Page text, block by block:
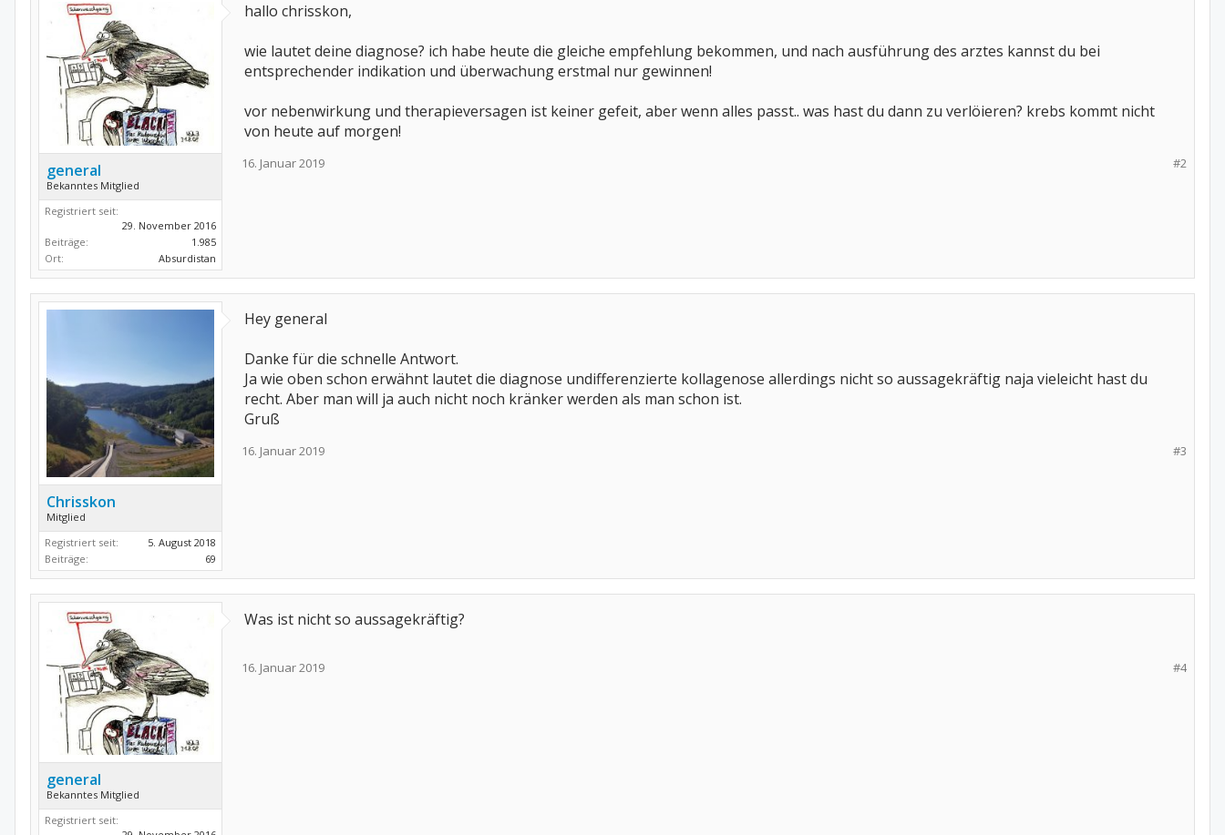
general
Bekanntes Mitglied
Registriert seit:
29. November 2016
Beiträge:
1.985
Ort:
Absurdistan
hallo chrisskon,
wie lautet deine diagnose? ich habe heute die gleiche empfehlung bekommen, und nach ausführung des arztes kannst du bei
entsprechender indikation und überwachung erstmal nur gewinnen!
vor nebenwirkung und therapieversagen ist keiner gefeit, aber wenn alles passt.. was hast du dann zu verlöieren? krebs kommt nicht
von heute auf morgen!
#2
16. Januar 2019
Chrisskon
Mitglied
Registriert seit:
5. August 2018
Beiträge:
69
Hey general
Danke für die schnelle Antwort.
Ja wie oben schon erwähnt lautet die diagnose undifferenzierte kollagenose allerdings nicht so aussagekräftig naja vieleicht hast du
recht. Aber man will ja auch nicht noch kränker werden als man schon ist.
Gruß
#3
16. Januar 2019
general
Bekanntes Mitglied
Registriert seit:
Was ist nicht so aussagekräftig?
#4
16. Januar 2019